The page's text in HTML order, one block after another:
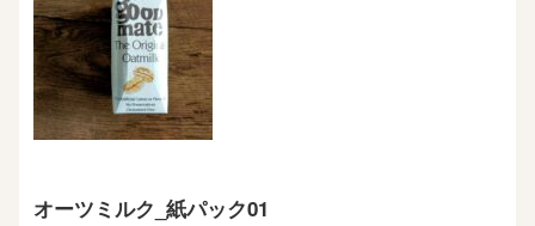
オーツミルク_紙パック01